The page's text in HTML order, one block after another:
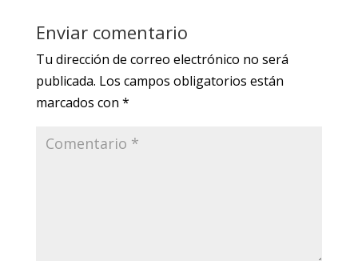
Enviar comentario
Tu dirección de correo electrónico no será
publicada. Los campos obligatorios están
marcados con *